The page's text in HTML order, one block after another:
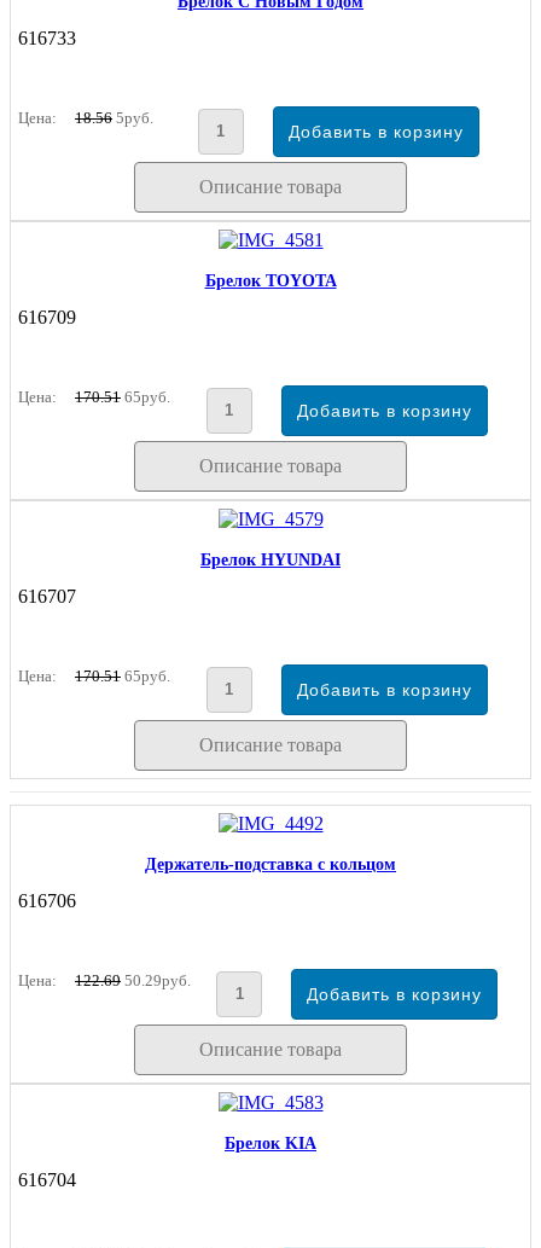
616733
Цена: 18.56 5руб.
Описание товара
Брелок TOYOTA
616709
Цена: 170.51 65руб.
Описание товара
Брелок HYUNDAI
616707
Цена: 170.51 65руб.
Описание товара
Держатель-подставка с кольцом
616706
Цена: 122.69 50.29руб.
Описание товара
Брелок KIA
616704